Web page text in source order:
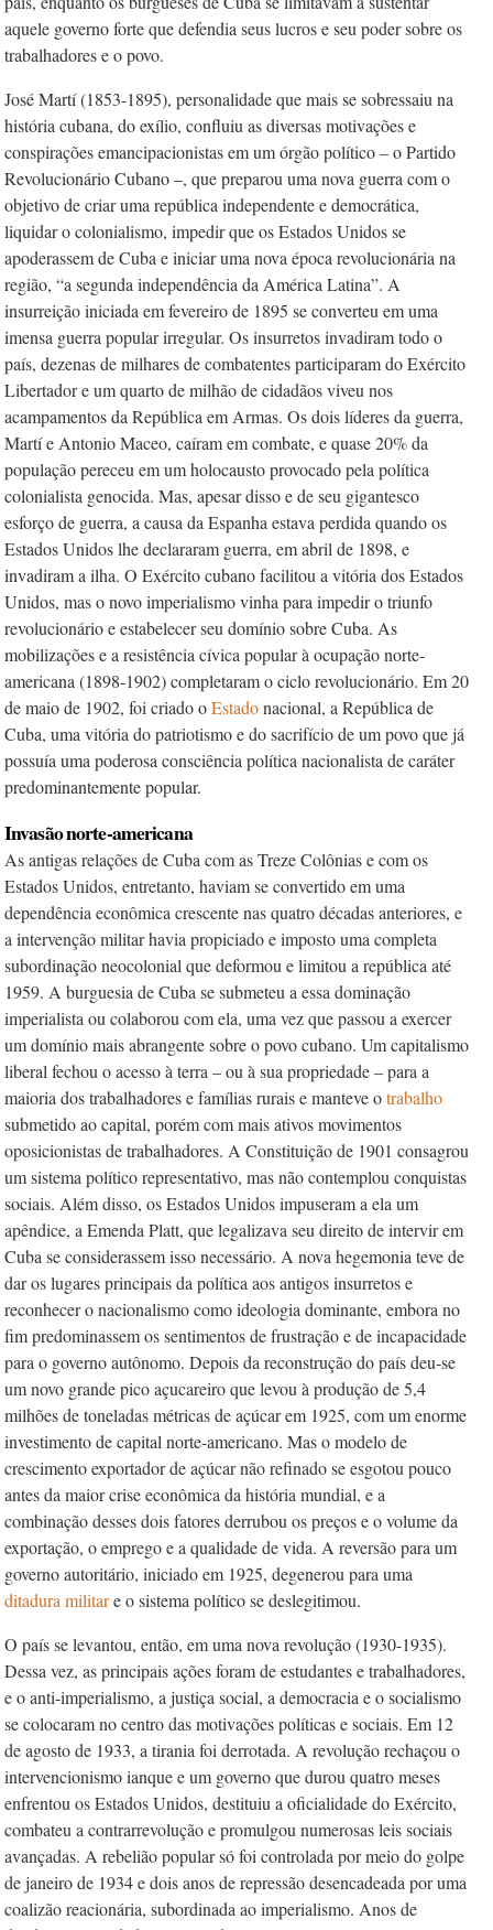
aquele governo forte que defendia seus lucros e seu poder sobre os
trabalhadores e o povo.
José Martí (1853-1895), personalidade que mais se sobressaiu na
história cubana, do exílio, confluiu as diversas motivações e
conspirações emancipacionistas em um órgão político – o Partido
Revolucionário Cubano –, que preparou uma nova guerra com o
objetivo de criar uma república independente e democrática,
liquidar o colonialismo, impedir que os Estados Unidos se
apoderassem de Cuba e iniciar uma nova época revolucionária na
região, “a segunda independência da América Latina”. A
insurreição iniciada em fevereiro de 1895 se converteu em uma
imensa guerra popular irregular. Os insurretos invadiram todo o
país, dezenas de milhares de combatentes participaram do Exército
Libertador e um quarto de milhão de cidadãos viveu nos
acampamentos da República em Armas. Os dois líderes da guerra,
Martí e Antonio Maceo, caíram em combate, e quase 20% da
população pereceu em um holocausto provocado pela política
colonialista genocida. Mas, apesar disso e de seu gigantesco
esforço de guerra, a causa da Espanha estava perdida quando os
Estados Unidos lhe declararam guerra, em abril de 1898, e
invadiram a ilha. O Exército cubano facilitou a vitória dos Estados
Unidos, mas o novo imperialismo vinha para impedir o triunfo
revolucionário e estabelecer seu domínio sobre Cuba. As
mobilizações e a resistência cívica popular à ocupação norte-
americana (1898-1902) completaram o ciclo revolucionário. Em 20
de maio de 1902, foi criado oEstadonacional, a República de
Cuba, uma vitória do patriotismo e do sacrifício de um povo que já
possuía uma poderosa consciência política nacionalista de caráter
predominantemente popular.
Invasão norte-americana
As antigas relações de Cuba com as Treze Colônias e com os
Estados Unidos, entretanto, haviam se convertido em uma
dependência econômica crescente nas quatro décadas anteriores, e
a intervenção militar havia propiciado e imposto uma completa
subordinação neocolonial que deformou e limitou a república até
1959. A burguesia de Cuba se submeteu a essa dominação
imperialista ou colaborou com ela, uma vez que passou a exercer
um domínio mais abrangente sobre o povo cubano. Um capitalismo
liberal fechou o acesso à terra – ou à sua propriedade – para a
maioria dos trabalhadores e famílias rurais e manteve otrabalho
submetido ao capital, porém com mais ativos movimentos
oposicionistas de trabalhadores. A Constituição de 1901 consagrou
um sistema político representativo, mas não contemplou conquistas
sociais. Além disso, os Estados Unidos impuseram a ela um
apêndice, a Emenda Platt, que legalizava seu direito de intervir em
Cuba se considerassem isso necessário. A nova hegemonia teve de
dar os lugares principais da política aos antigos insurretos e
reconhecer o nacionalismo como ideologia dominante, embora no
fim predominassem os sentimentos de frustração e de incapacidade
para o governo autônomo. Depois da reconstrução do país deu-se
um novo grande pico açucareiro que levou à produção de 5,4
milhões de toneladas métricas de açúcar em 1925, com um enorme
investimento de capital norte-americano. Mas o modelo de
crescimento exportador de açúcar não refinado se esgotou pouco
antes da maior crise econômica da história mundial, e a
combinação desses dois fatores derrubou os preços e o volume da
exportação, o emprego e a qualidade de vida. A reversão para um
governo autoritário, iniciado em 1925, degenerou para uma
ditadura militare o sistema político se deslegitimou.
O país se levantou, então, em uma nova revolução (1930-1935).
Dessa vez, as principais ações foram de estudantes e trabalhadores,
e o anti-imperialismo, a justiça social, a democracia e o socialismo
se colocaram no centro das motivações políticas e sociais. Em 12
de agosto de 1933, a tirania foi derrotada. A revolução rechaçou o
intervencionismo ianque e um governo que durou quatro meses
enfrentou os Estados Unidos, destituiu a oficialidade do Exército,
combateu a contrarrevolução e promulgou numerosas leis sociais
avançadas. A rebelião popular só foi controlada por meio do golpe
de janeiro de 1934 e dois anos de repressão desencadeada por uma
coalizão reacionária, subordinada ao imperialismo. Anos de